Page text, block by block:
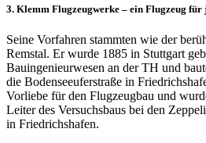
3. Klemm Flugzeugwerke – ein Flugzeug für
Seine Vorfahren stammten wie der
Remstal. Er wurde 1885 in Stuttgart
Bauingenieurwesen an der TH und
die Bodenseeuferstraße in
Vorliebe für den Flugzeugbau und
Leiter des Versuchsbaus bei den
in Friedrichshafen.